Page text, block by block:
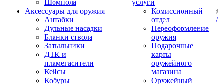
Шомпола
Аксессуары для оружия
Антабки
Дульные насадки
Бланки ствола
Затыльники
ДТК и
пламегасители
Кейсы
Кобуры
услуги
Комиссионный
отдел
Переоформление
оружия
Подарочные
карты
оружейного
магазина
Оружейный